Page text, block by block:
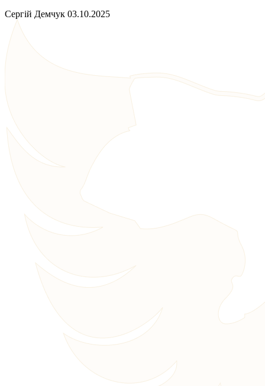
Сергій Демчук 03.10.2025